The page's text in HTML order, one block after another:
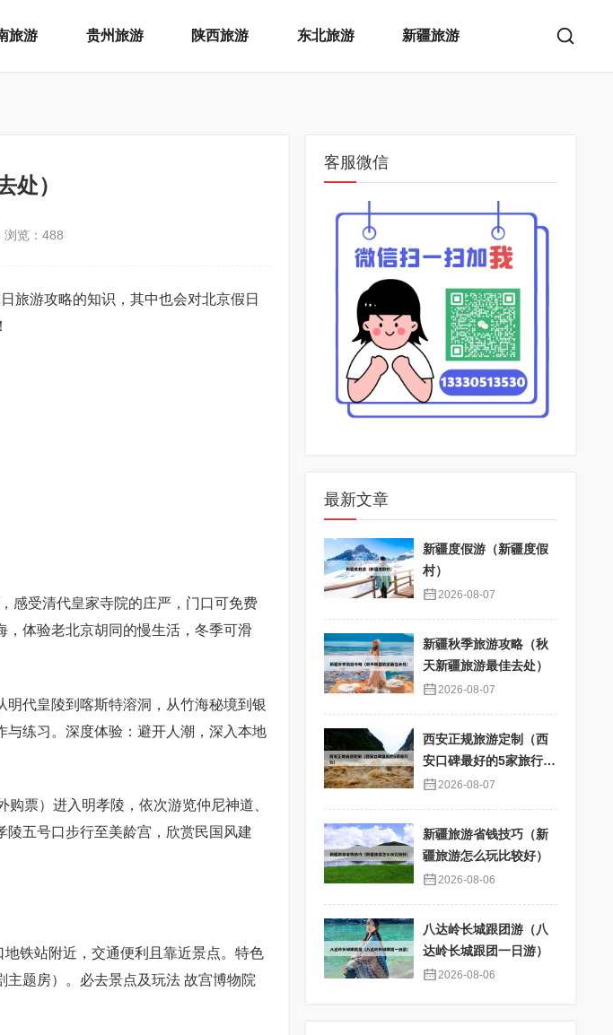
旅游 贵州旅游 陕西旅游 东北旅游 新疆旅游
处）
浏览：488
旅游攻略的知识，其中也会对北京假日
受清代皇家寺院的庄严，门口可免费
体验老北京胡同的慢生活，冬季可滑
代皇陵到喀斯特溶洞，从竹海秘境到银
练习。深度体验：避开人潮，深入本地
票）进入明孝陵，依次游览仲尼神道、
五号口步行至美龄宫，欣赏民国风建
铁站附近，交通便利且靠近景点。特色
题房）。必去景点及玩法 故宫博物院
客服微信
最新文章
新疆度假游（新疆度假
村）
2026-08-07
新疆秋季旅游攻略（秋
天新疆旅游最佳去处）
2026-08-07
西安正规旅游定制（西
安口碑最好的5家旅行
社）2026-08-07
新疆旅游省钱技巧（新
疆旅游怎么玩比较好）
2026-08-06
八达岭长城跟团游（八
达岭长城跟团一日游）
2026-08-06